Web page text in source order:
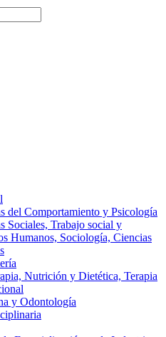
del Comportamiento y Psicología
Sociales, Trabajo social y
Humanos, Sociología, Ciencias
Nutrición y Dietética, Terapia
y Odontología